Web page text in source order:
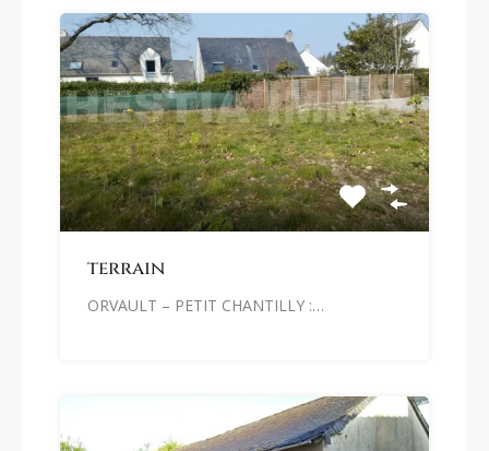
terrain
ORVAULT – PETIT CHANTILLY :…